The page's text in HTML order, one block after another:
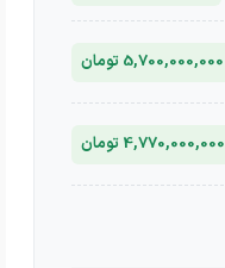
5,700,000,000 تومان
4,770,000,000 تومان